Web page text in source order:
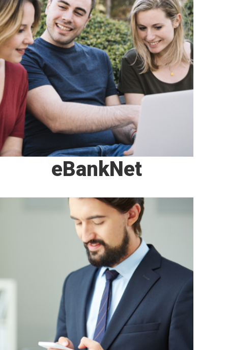
eBankNet